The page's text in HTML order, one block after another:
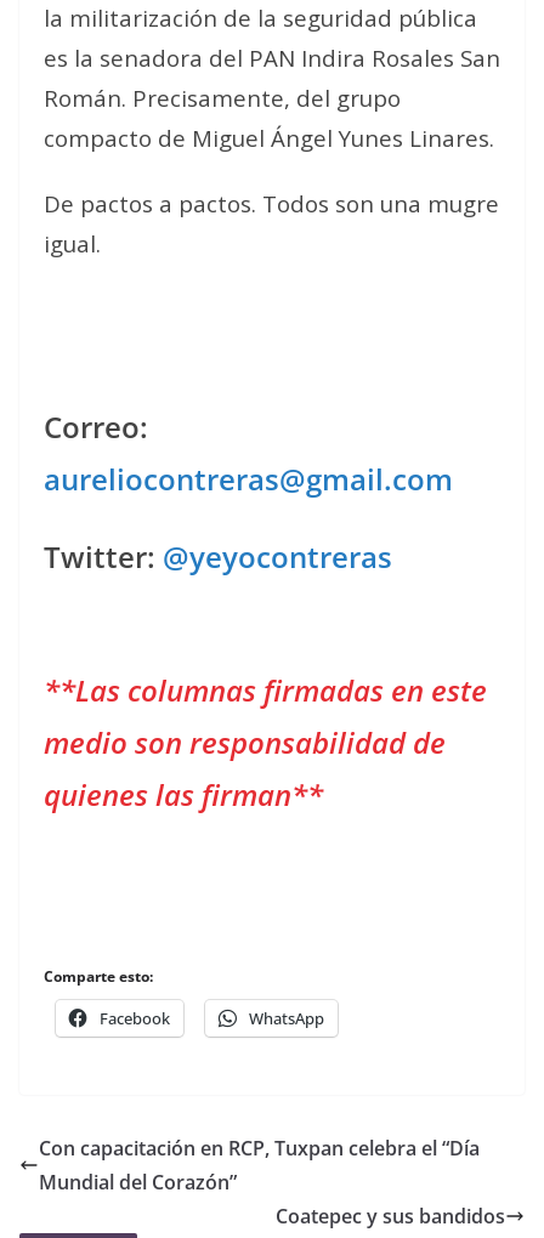
la militarización de la seguridad pública
es la senadora del PAN Indira Rosales San
Román. Precisamente, del grupo
compacto de Miguel Ángel Yunes Linares.
De pactos a pactos. Todos son una mugre
igual.
Correo:
aureliocontreras@gmail.com
Twitter: @yeyocontreras
**Las columnas firmadas en este
medio son responsabilidad de
quienes las firman**
Comparte esto:
Facebook WhatsApp
Con capacitación en RCP, Tuxpan celebra el “Día
Mundial del Corazón”
Coatepec y sus bandidos